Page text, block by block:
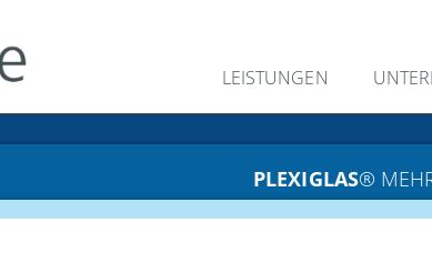
LEISTUNGEN
PLEXIGLAS®